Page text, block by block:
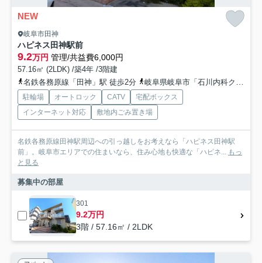
NEW
岐阜市田神
ハピネス田神駅前
9.2万円 管理/共益費6,000円
57.16㎡ (2LDK) /築4年 /3階建
名鉄各務原線「田神」駅 徒歩2分
岐阜県岐阜市「石川内科クリニック前」バス停下車 徒歩3分
駐輪場 オートロック CATV
宅配ボックス
インターネット対応
敷地内ごみ置き場
名鉄各務原線田神駅周辺への引っ越しをお考えなら「ハピネス田神駅
前」。岐阜市エリアでの住まいなら、住み心地も快適な「ハピネ... もっ
と見る
募集中の部屋
301
9.2万円
3階 / 57.16㎡ / 2LDK